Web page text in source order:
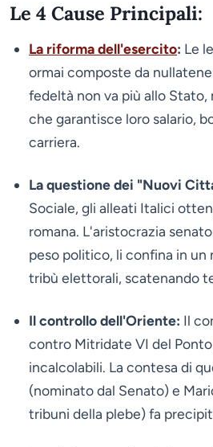
Le 4 Cause Principali:
La riforma dell'esercito: Le
ormai composte da
fedeltà non va più allo Stato,
che garantisce loro salario,
carriera.
La questione dei "Nuovi
Sociale, gli alleati Italici
romana. L'aristocrazia
peso politico, li confina in
tribù elettorali, scatenando
Il controllo dell'Oriente: Il
contro Mitridate VI del
incalcolabili. La contesa di
(nominato dal Senato) e
tribuni della plebe) fa